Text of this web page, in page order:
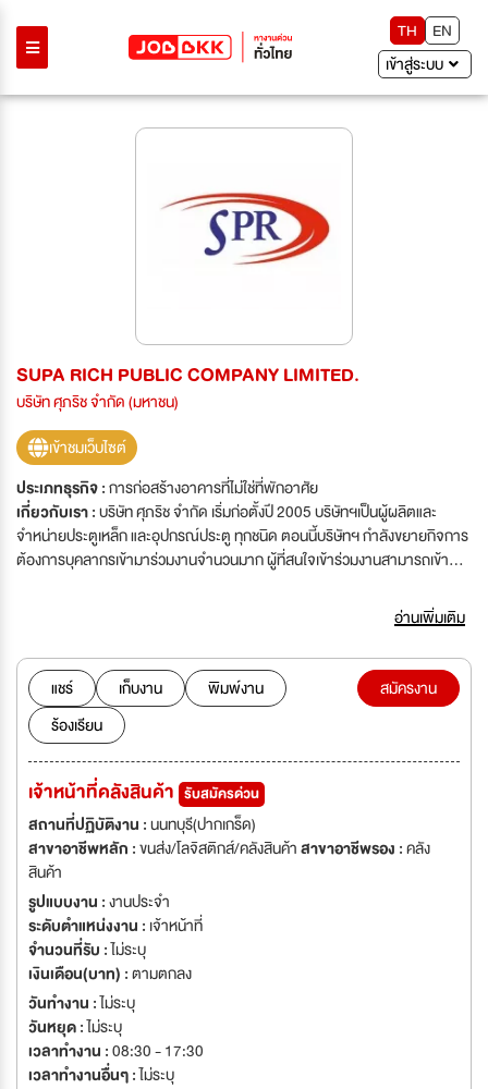
TH
EN
เข้าสู่ระบบ
SUPA RICH PUBLIC COMPANY LIMITED.
บริษัท ศุภริช จำกัด (มหาชน)
เข้าชมเว็บไซต์
ประเภทธุรกิจ :การก่อสร้างอาคารที่ไม่ใช่ที่พักอาศัย
เกี่ยวกับเรา :บริษัท ศุภริช จำกัด เริ่มก่อตั้งปี 2005 บริษัทฯเป็นผู้ผลิตและ
จำหน่ายประตูเหล็ก และอุปกรณ์ประตู ทุกชนิด ตอนนี้บริษัทฯ กำลังขยายกิจการ
ต้องการบุคลากรเข้ามาร่วมงานจำนวนมาก ผู้ที่สนใจเข้าร่วมงานสามารถเข้ามา
ตามที่อยู่ด้านล่างนี้ หากประสบการณ์ของท่านเหมาะสมกับตำแหน่งบริษัทฯจะรีบ
ติดต่อกลับไปเร็วที่สุด เวลาทำงานของบริษัท ฯ จันทร์ - เสาร์ 08.30 - 17.30 น.
หยุดวันอาทิตย์ และวันหยุดราชการทั่วไป'บริษัท ศุภริช จำกัด เริ่มก่อตั้งปี 2005
บริษัทฯเป็นผู้ผลิตและจำหน่ายประตูเหล็ก และอุปกรณ์ประตู ทุกชนิด ตอนนี้
บริษัทฯ กำลังขยายกิจการ ต้องการบุคลากรเข้ามาร่วมงานจำนวนมาก ผู้ที่สนใจ
เข้าร่วมงานสามารถเข้ามาสมัคร งานพร้อมสัมภาษณ์ทันทีได้ที่บริษัทฯ หรือส่ง
ประวัติและข้อมูลส่วนตัวมาตามที่อยู่ด้านล่างนี้ หากประสบการณ์ของท่านเหมาะ
สมกับตำแหน่งบริษัทฯจะรีบติดต่อกลับไปเร็วที่สุด เวลาทำงานของบริษัท ฯ จันทร์
- เสาร์ 08.30 - 17.30 น. หยุดวันอาทิตย์ และวันหยุดราชการทั่วไป
อ่านเพิ่มเติม
แชร์ เก็บงาน
พิมพ์งาน
ร้องเรียน
สมัครงาน
เจ้าหน้าที่คลังสินค้า รับสมัครด่วน
สถานที่ปฏิบัติงาน :นนทบุรี(ปากเกร็ด)
สาขาอาชีพหลัก :ขนส่ง/โลจิสติกส์/คลังสินค้าสาขาอาชีพรอง :คลัง
สินค้า
รูปแบบงาน :งานประจำ
ระดับตำแหน่งงาน : เจ้าหน้าที่
จำนวนที่รับ :ไม่ระบุ
เงินเดือน(บาท) :ตามตกลง
วันทำงาน :ไม่ระบุ
วันหยุด :ไม่ระบุ
เวลาทำงาน :08:30 - 17:30
เวลาทำงานอื่นๆ :ไม่ระบุ